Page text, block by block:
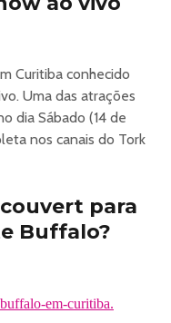
Curitiba conhecido
Uma das atrações
dia Sábado (14 de
nos canais do Tork
para
Buffalo?
em-curitiba.